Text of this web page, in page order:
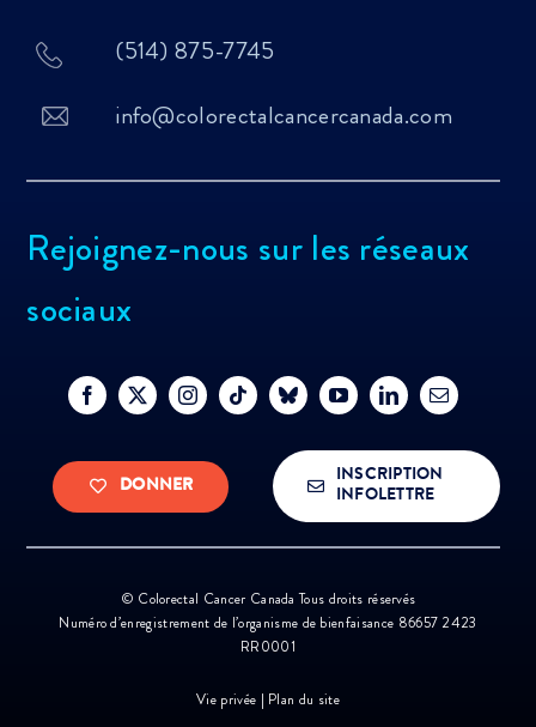
(514) 875-7745
info@colorectalcancercanada.com
Rejoignez-nous sur les réseaux
sociaux
DONNER
INSCRIPTION
INFOLETTRE
© Colorectal Cancer Canada Tous droits réservés
Numéro d’enregistrement de l’organisme de bienfaisance 86657 2423
RR0001
Vie privée | Plan du site